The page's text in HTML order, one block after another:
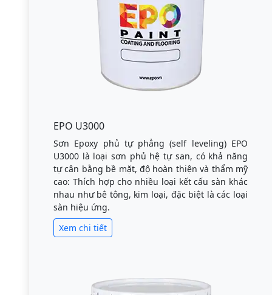
EPO U3000
Sơn Epoxy phủ tự phẳng (self leveling) EPO
U3000 là loại sơn phủ hệ tự san, có khả năng
tự cân bằng bề mặt, độ hoàn thiện và thẩm mỹ
cao: Thích hợp cho nhiều loại kết cấu sàn khác
nhau như bê tông, kim loại, đặc biệt là các loại
sàn hiệu ứng.
Xem chi tiết